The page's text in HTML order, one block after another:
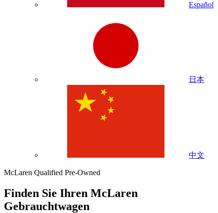
Español
日本
中文
McLaren Qualified Pre-Owned
Finden Sie Ihren McLaren
Gebrauchtwagen